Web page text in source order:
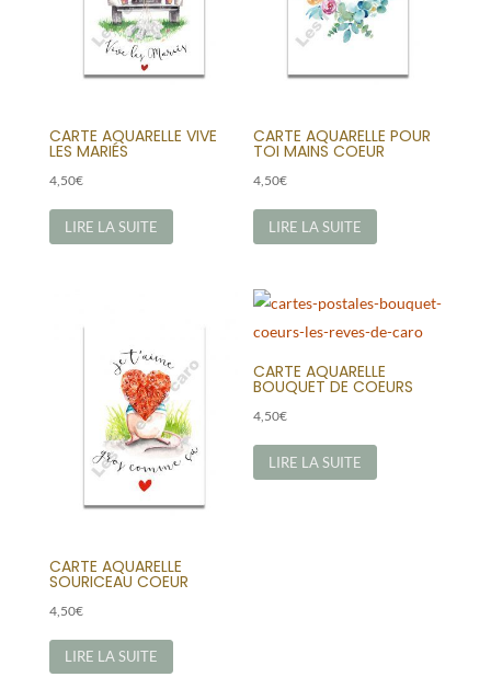
CARTE AQUARELLE VIVE
LES MARIÉS
4,50€
LIRE LA SUITE
CARTE AQUARELLE POUR
TOI MAINS COEUR
4,50€
LIRE LA SUITE
CARTE AQUARELLE
SOURICEAU COEUR
4,50€
LIRE LA SUITE
CARTE AQUARELLE
BOUQUET DE COEURS
4,50€
LIRE LA SUITE